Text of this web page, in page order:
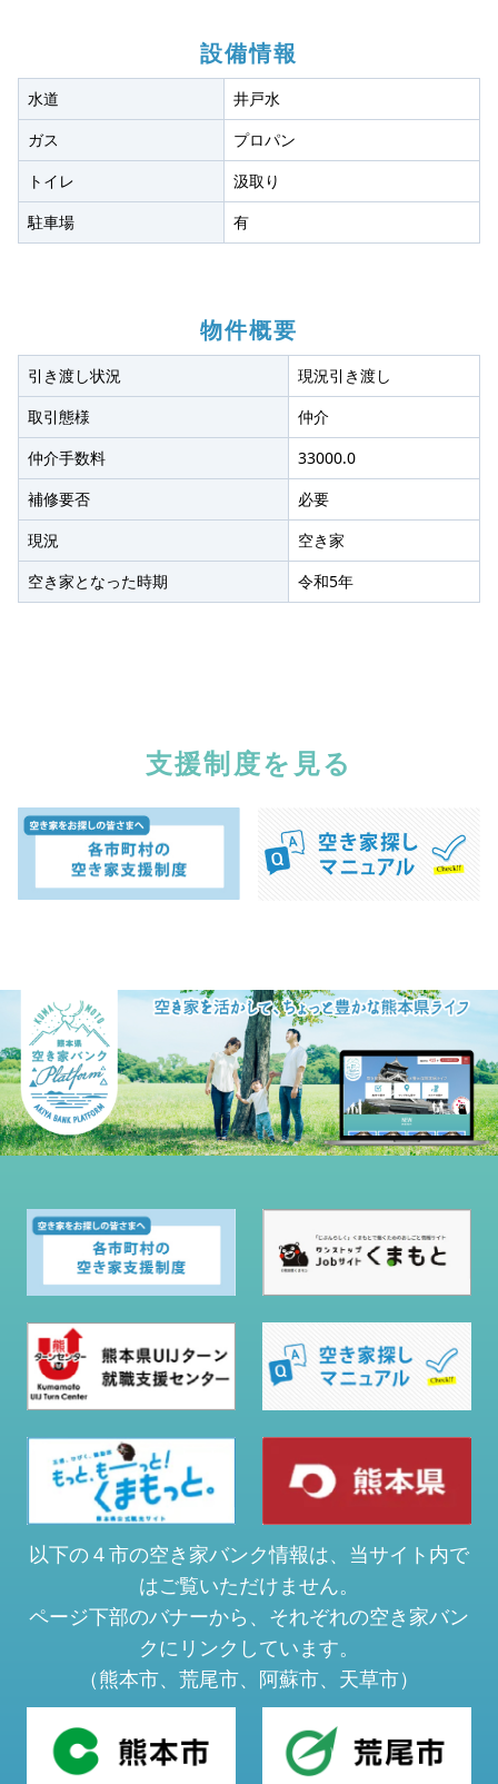
設備情報
水道
井戸水
ガス
プロパン
トイレ
汲取り
駐車場
有
物件概要
引き渡し状況
現況引き渡し
取引態様
仲介
仲介手数料
33000.0
補修要否
必要
現況
空き家
空き家となった時期
令和5年
支援制度を見る
以下の４市の空き家バンク情報は、当サイト内で
はご覧いただけません。
ページ下部のバナーから、それぞれの空き家バン
クにリンクしています。
（熊本市、荒尾市、阿蘇市、天草市）